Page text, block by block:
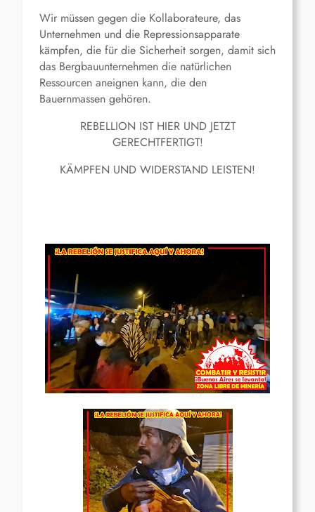
Wir müssen gegen die Kollaborateure, das
Unternehmen und die Repressionsapparate
kämpfen, die für die Sicherheit sorgen, damit sich
das Bergbauunternehmen die natürlichen
Ressourcen aneignen kann, die den
Bauernmassen gehören.
REBELLION IST HIER UND JETZT
GERECHTFERTIGT!
KÄMPFEN UND WIDERSTAND LEISTEN!